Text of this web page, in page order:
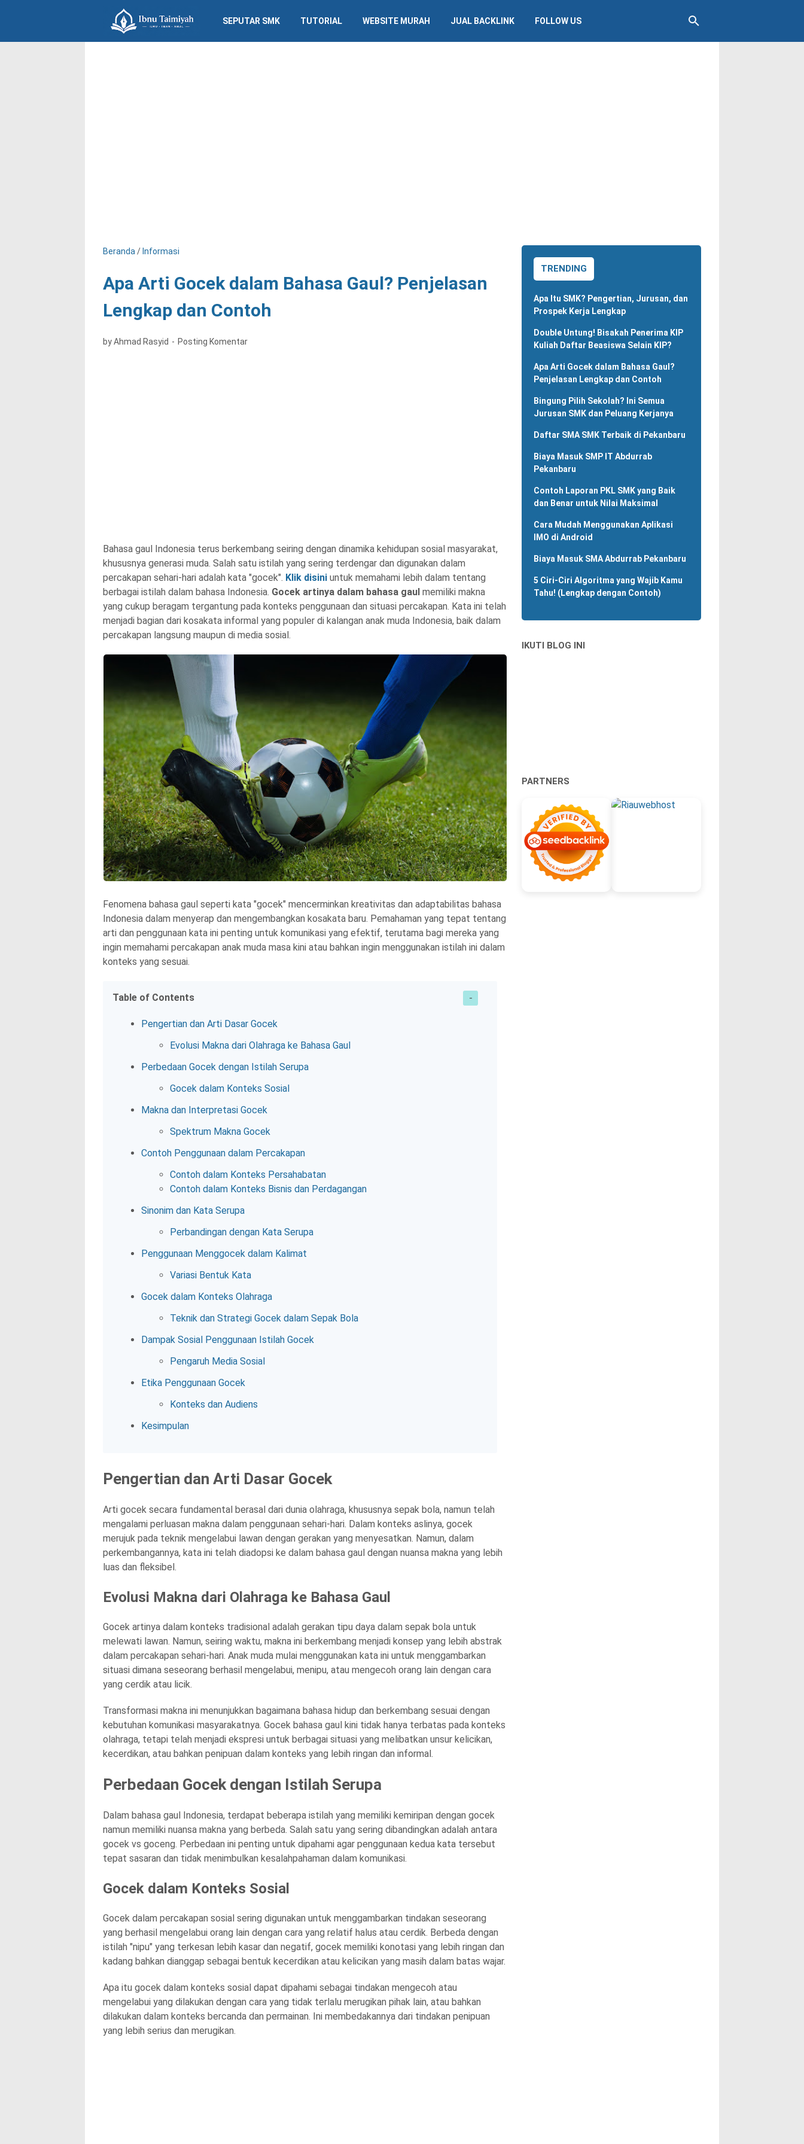
SEPUTAR SMK TUTORIAL WEBSITE MURAH JUAL BACKLINK FOLLOW US
Beranda / Informasi
Apa Arti Gocek dalam Bahasa Gaul? Penjelasan
Lengkap dan Contoh
by Ahmad Rasyid Posting Komentar
Bahasa gaul Indonesia terus berkembang seiring dengan dinamika kehidupan sosial masyarakat,
khususnya generasi muda. Salah satu istilah yang sering terdengar dan digunakan dalam
percakapan sehari-hari adalah kata "gocek". Klik disini untuk memahami lebih dalam tentang
berbagai istilah dalam bahasa Indonesia. Gocek artinya dalam bahasa gaul memiliki makna
yang cukup beragam tergantung pada konteks penggunaan dan situasi percakapan. Kata ini telah
menjadi bagian dari kosakata informal yang populer di kalangan anak muda Indonesia, baik dalam
percakapan langsung maupun di media sosial.
Fenomena bahasa gaul seperti kata "gocek" mencerminkan kreativitas dan adaptabilitas bahasa
Indonesia dalam menyerap dan mengembangkan kosakata baru. Pemahaman yang tepat tentang
arti dan penggunaan kata ini penting untuk komunikasi yang efektif, terutama bagi mereka yang
ingin memahami percakapan anak muda masa kini atau bahkan ingin menggunakan istilah ini dalam
konteks yang sesuai.
Table of Contents
Pengertian dan Arti Dasar Gocek
Evolusi Makna dari Olahraga ke Bahasa Gaul
Perbedaan Gocek dengan Istilah Serupa
Gocek dalam Konteks Sosial
Makna dan Interpretasi Gocek
Spektrum Makna Gocek
Contoh Penggunaan dalam Percakapan
Contoh dalam Konteks Persahabatan
Contoh dalam Konteks Bisnis dan Perdagangan
Sinonim dan Kata Serupa
Perbandingan dengan Kata Serupa
Penggunaan Menggocek dalam Kalimat
Variasi Bentuk Kata
Gocek dalam Konteks Olahraga
Teknik dan Strategi Gocek dalam Sepak Bola
Dampak Sosial Penggunaan Istilah Gocek
Pengaruh Media Sosial
Etika Penggunaan Gocek
Konteks dan Audiens
Kesimpulan
Pengertian dan Arti Dasar Gocek
Arti gocek secara fundamental berasal dari dunia olahraga, khususnya sepak bola, namun telah
mengalami perluasan makna dalam penggunaan sehari-hari. Dalam konteks aslinya, gocek
merujuk pada teknik mengelabui lawan dengan gerakan yang menyesatkan. Namun, dalam
perkembangannya, kata ini telah diadopsi ke dalam bahasa gaul dengan nuansa makna yang lebih
luas dan fleksibel.
Evolusi Makna dari Olahraga ke Bahasa Gaul
Gocek artinya dalam konteks tradisional adalah gerakan tipu daya dalam sepak bola untuk
melewati lawan. Namun, seiring waktu, makna ini berkembang menjadi konsep yang lebih abstrak
dalam percakapan sehari-hari. Anak muda mulai menggunakan kata ini untuk menggambarkan
situasi dimana seseorang berhasil mengelabui, menipu, atau mengecoh orang lain dengan cara
yang cerdik atau licik.
Transformasi makna ini menunjukkan bagaimana bahasa hidup dan berkembang sesuai dengan
kebutuhan komunikasi masyarakatnya. Gocek bahasa gaul kini tidak hanya terbatas pada konteks
olahraga, tetapi telah menjadi ekspresi untuk berbagai situasi yang melibatkan unsur kelicikan,
kecerdikan, atau bahkan penipuan dalam konteks yang lebih ringan dan informal.
Perbedaan Gocek dengan Istilah Serupa
Dalam bahasa gaul Indonesia, terdapat beberapa istilah yang memiliki kemiripan dengan gocek
namun memiliki nuansa makna yang berbeda. Salah satu yang sering dibandingkan adalah antara
gocek vs goceng. Perbedaan ini penting untuk dipahami agar penggunaan kedua kata tersebut
tepat sasaran dan tidak menimbulkan kesalahpahaman dalam komunikasi.
Gocek dalam Konteks Sosial
Gocek dalam percakapan sosial sering digunakan untuk menggambarkan tindakan seseorang
yang berhasil mengelabui orang lain dengan cara yang relatif halus atau cerdik. Berbeda dengan
istilah "nipu" yang terkesan lebih kasar dan negatif, gocek memiliki konotasi yang lebih ringan dan
kadang bahkan dianggap sebagai bentuk kecerdikan atau kelicikan yang masih dalam batas wajar.
Apa itu gocek dalam konteks sosial dapat dipahami sebagai tindakan mengecoh atau
mengelabui yang dilakukan dengan cara yang tidak terlalu merugikan pihak lain, atau bahkan
dilakukan dalam konteks bercanda dan permainan. Ini membedakannya dari tindakan penipuan
yang lebih serius dan merugikan.
TRENDING
Apa Itu SMK? Pengertian, Jurusan, dan
Prospek Kerja Lengkap
Double Untung! Bisakah Penerima KIP
Kuliah Daftar Beasiswa Selain KIP?
Apa Arti Gocek dalam Bahasa Gaul?
Penjelasan Lengkap dan Contoh
Bingung Pilih Sekolah? Ini Semua
Jurusan SMK dan Peluang Kerjanya
Daftar SMA SMK Terbaik di Pekanbaru
Biaya Masuk SMP IT Abdurrab
Pekanbaru
Contoh Laporan PKL SMK yang Baik
dan Benar untuk Nilai Maksimal
Cara Mudah Menggunakan Aplikasi
IMO di Android
Biaya Masuk SMA Abdurrab Pekanbaru
5 Ciri-Ciri Algoritma yang Wajib Kamu
Tahu! (Lengkap dengan Contoh)
IKUTI BLOG INI
PARTNERS